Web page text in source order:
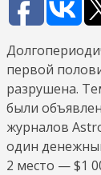
первой
разрушена.
были
журналов
один
2 место — $1